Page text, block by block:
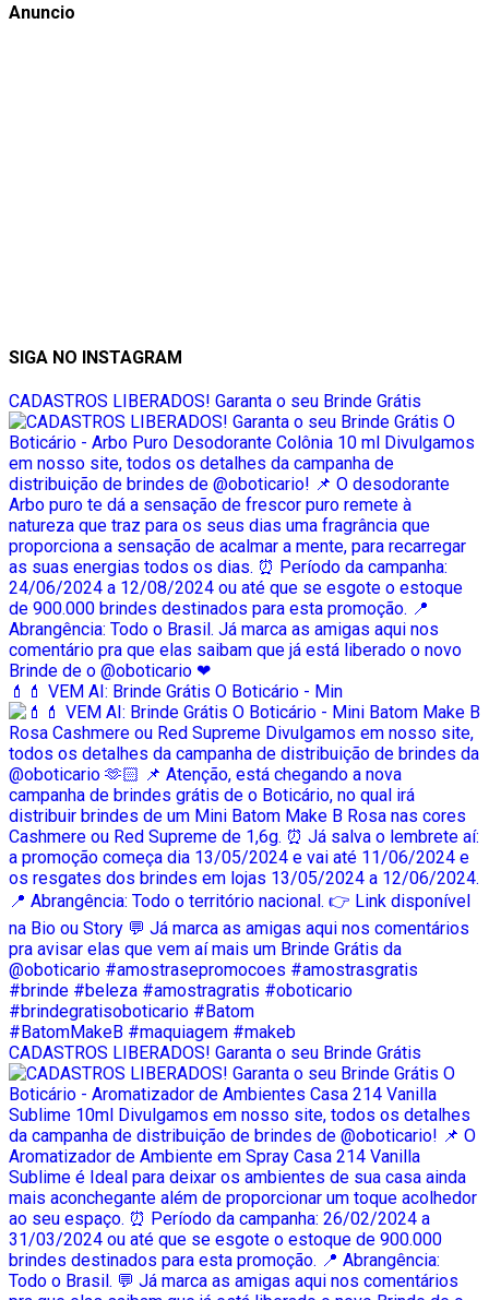
Anuncio
SIGA NO INSTAGRAM
CADASTROS LIBERADOS! Garanta o seu Brinde Grátis
💄💄 VEM AI: Brinde Grátis O Boticário - Min
CADASTROS LIBERADOS! Garanta o seu Brinde Grátis